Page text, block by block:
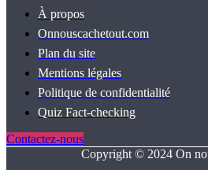
À propos
Onnouscachetout.com
Plan du site
Mentions légales
Politique de confidentialité
Quiz Fact‑checking
Contactez-nous
Copyright © 2024 On